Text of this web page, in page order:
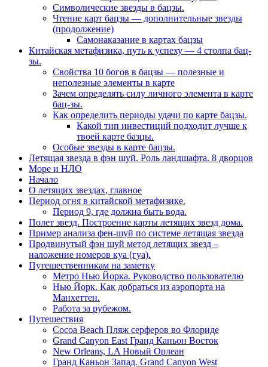
Символические звезды в бацзы.
Чтение карт бацзы — дополнительные звезды
(продолжение)
Самонаказание в картах бацзы
Китайская метафизика, путь к успеху — 4 столпа бац-
зы.
Свойства 10 богов в бацзы — полезные и
неполезные элементы в карте
Зачем определять силу личного элемента в карте
бац-зы.
Как определить периоды удачи по карте бацзы.
Какой тип инвестиций подходит лучше к
твоей карте базцы.
Особые звезды в карте бацзы.
Летящая звезда в фэн шуй. Роль ландшафта. 8 дворцов
Море и НЛО
Начало
О летящих звездах, главное
Период огня в китайской метафизике.
Период 9, где должна быть вода.
Полет звезд. Построение карты летящих звезд дома.
Пример анализа фен-шуй по системе летящая звезда
Продвинутый фэн шуй метод летящих звезд –
наложение номеров куа (гуа).
Путешественникам на заметку
Метро Нью Йорка. Руководство пользователю
Нью Йорк. Как добраться из аэропорта на
Манхеттен.
Работа за рубежом.
Путешествия
Cocoa Beach Пляж серферов во Флориде
Grand Canyon East Гранд Каньон Восток
New Orleans, LA Новый Орлеан
Гранд Каньон Запад. Grand Canyon West